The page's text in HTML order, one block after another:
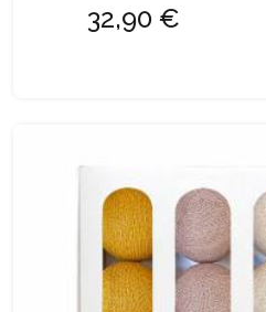
32,90 €